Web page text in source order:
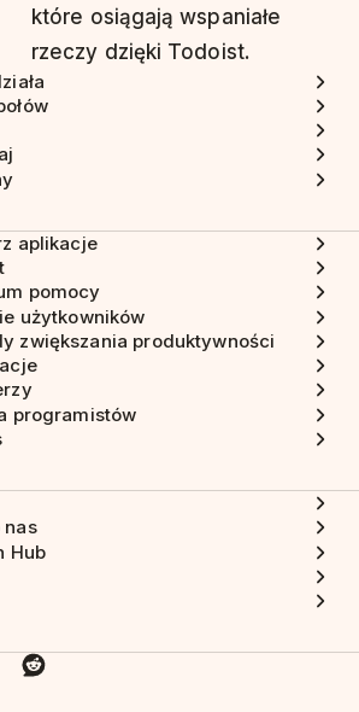
które osiągają wspaniałe
rzeczy dzięki Todoist.
aplikacje
pomocy
użytkowników
zwiększania produktywności
programistów
nas
Hub